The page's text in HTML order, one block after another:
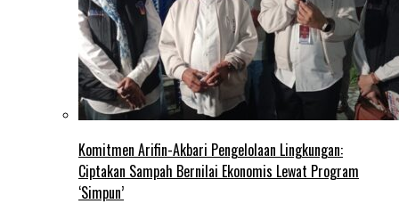
Komitmen Arifin-Akbari Pengelolaan Lingkungan:
Ciptakan Sampah Bernilai Ekonomis Lewat Program
‘Simpun’